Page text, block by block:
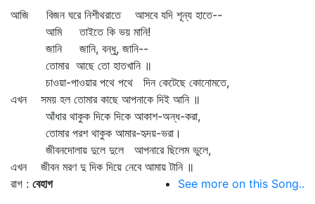
আজি বিজন ঘরে নিশীথরাতে আসবে যদি শূন্য হাতে--
আমি তাইতে কি ভয় মানি!
জানি জানি, বন্ধু, জানি--
তোমার আছে তো হাতখানি ॥
চাওয়া-পাওয়ার পথে পথে দিন কেটেছে কোনোমতে,
এখন সময় হল তোমার কাছে আপনাকে দিই আনি ॥
আঁধার থাকুক দিকে দিকে আকাশ-অন্ধ-করা,
তোমার পরশ থাকুক আমার-হৃদয়-ভরা।
জীবনদোলায় দুলে দুলে আপনারে ছিলেম ভুলে,
এখন জীবন মরণ দু দিক দিয়ে নেবে আমায় টানি ॥
রাগ : বেহাগ
See more on this Song..